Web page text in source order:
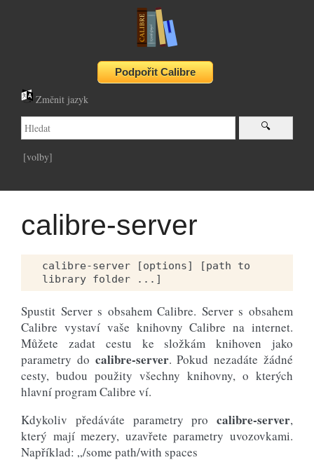
Změnit jazyk
[volby]
calibre-server
calibre-server [options] [path to
Spustit Server s obsahem Calibre. Server s obsahem
Calibre vystaví vaše knihovny Calibre na internet.
Můžete zadat cestu ke složkám knihoven jako
parametry do calibre-server. Pokud nezadáte žádné
cesty, budou použity všechny knihovny, o kterých
hlavní program Calibre ví.
Kdykoliv předáváte parametry pro calibre-server,
který mají mezery, uzavřete parametry uvozovkami.
Například: „/some path/with spaces